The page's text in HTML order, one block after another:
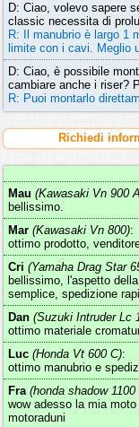
D: Ciao, volevo sapere
classic necessita di
R: Il manubrio è largo 1
limite con i cavi. Meglio
D: Ciao, è possibile
cambiare anche i riser?
R: Puoi montarlo
Richiedi
Mau (Kawasaki Vn 900
bellissimo.
Mar (Kawasaki Vn 800):
ottimo prodotto,
Cri (Yamaha Drag Star
bellissimo, l'aspetto
semplice, spedizione
Dan (Suzuki Intruder Lc
ottimo materiale
Luc (Honda Vt 600 C):
ottimo manubrio e
Fra (honda shadow 1100
wow adesso la mia
motoraduni